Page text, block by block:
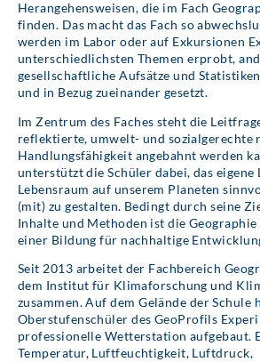
Herangehensweisen, die im Fach
finden. Das macht das Fach so
werden im Labor oder auf Exkursionen
unterschiedlichsten Themen erprobt,
gesellschaftliche Aufsätze und
und in Bezug zueinander gesetzt.
Im Zentrum des Faches steht die
reflektierte, umwelt- und sozialgerechte
Handlungsfähigkeit angebahnt werden
unterstützt die Schüler dabei, das eigene
Lebensraum auf unserem Planeten
(mit) zu gestalten. Bedingt durch seine
Inhalte und Methoden ist die
einer Bildung für nachhaltige
Seit 2013 arbeitet der Fachbereich
dem Institut für Klimaforschung und
zusammen. Auf dem Gelände der Schule
Oberstufenschüler des GeoProfils
professionelle Wetterstation aufgebaut.
Temperatur, Luftfeuchtigkeit, Luftdruck,